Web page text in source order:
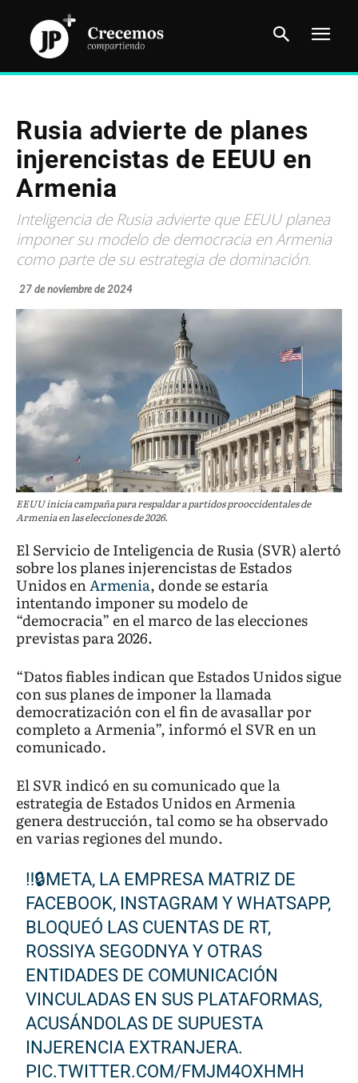
Rusia advierte de planes
injerencistas de EEUU en
Armenia
Inteligencia de Rusia advierte que EEUU planea
imponer su modelo de democracia en Armenia
como parte de su estrategia de dominación.
27 de noviembre de 2024
EEUU inicia campaña para respaldar a partidos prooccidentales de
Armenia en las elecciones de 2026.
El Servicio de Inteligencia de Rusia (SVR) alertó
sobre los planes injerencistas de Estados
Unidos enArmenia, donde se estaría
intentando imponer su modelo de
“democracia” en el marco de las elecciones
previstas para 2026.
“Datos fiables indican que Estados Unidos sigue
con sus planes de imponer la llamada
democratización con el fin de avasallar por
completo a Armenia”, informó el SVR en un
comunicado.
El SVR indicó en su comunicado que la
estrategia de Estados Unidos en Armenia
genera destrucción, tal como se ha observado
en varias regiones del mundo.
‼️🔒META, LA EMPRESA MATRIZ DE
FACEBOOK, INSTAGRAM Y WHATSAPP,
BLOQUEÓ LAS CUENTAS DE RT,
ROSSIYA SEGODNYA Y OTRAS
ENTIDADES DE COMUNICACIÓN
VINCULADAS EN SUS PLATAFORMAS,
ACUSÁNDOLAS DE SUPUESTA
INJERENCIA EXTRANJERA.
PIC.TWITTER.COM/FMJM4OXHMH